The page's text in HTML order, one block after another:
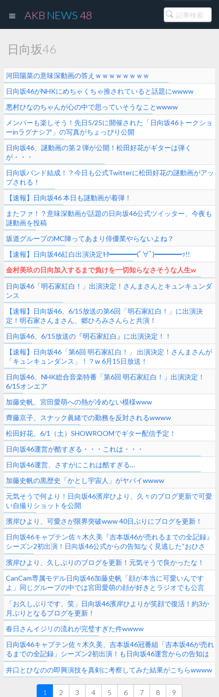
AKB NEWS 48
日向坂46
河田陽菜の意味深動画の答えｗｗｗｗｗｗｗｗ
日向坂46がNHKにめちゃくちゃ推されていると話題にwwww
悪村ひなのちゃんが心の中で思っていそうなことwwww
メンバーも楽しそう！先日5/25に開催された「日向坂46トークショ
ーinラグナシア」の写真がちょっぴり公開
日向坂46、謎動画の第２弾が公開！松田好花がギターは弾く
が・・・
日向坂バンド結成！？今日も公式Twitterに松田好花の謎動画がアッ
プされる！
【速報】日向坂46 本日も謎動画が着弾！
またファ！？意味深動画が話題の日向坂46公式ツイッター、今夜も
謎動画を投稿
坂道グループのMC陣ってあまり俳優業やらないよね？
【速報】日向坂46紅白出演決定ｷﾀ━━━━(ﾟ∀ﾟ)━━━━ｯ!!
金村美玖の日向加入するまで負けを一切知らなさそうな人生w
日向坂46「明石家紅白！」出演決定！さんまさんとキュンキュンダ
ンス
【速報】日向坂46、6/15放送の第6回「明石家紅白！」に出演決
定！明石家さんまさん、郷ひろみさんらと共演！
日向坂46、6/15放送の『明石家紅白』に出演決定！！
【速報】日向坂46「第6回 明石家紅白！」 出演決定！さんまさんが
「キュンキュンダンス」！？w 6月15日放送！
日向坂46、NHK総合音楽特番「第6回 明石家紅白！」出演決定！
6/15オンエア
加藤史帆、宮田愛萌への熱が冷めない模様www
齊藤京子、スナック眞緒での勤務を反対されるwwww
松田好花、6/1（土）SHOWROOMでギター配信予定！
日向坂46運営が酷すぎる・・・これは・・・
日向坂46運営、さすがにこれは酷すぎる…
加藤史帆の黒歴史「かとし宇宙人」がヤバイwwww
元気そうで何より！日向坂46濱岸ひより、久々のブログ更新で可愛
い自撮りショットを公開
濱岸ひより、可愛さが限界突破www 40日ぶりにブログを更新！
日向坂46キャプテン佐々木久美『吉本坂46が売れるまでの全記録』
シーズン2初出演！日向坂46公式からの告知なく見逃した“おひさ
ま”が多数いた模様
濱岸ひより、久しぶりのブログを更新！元気そうで良かったな！
CanCam専属モデル日向坂46加藤史帆「顔が本当に可愛いんです
よ」同じグループの中では宮田愛萌の顔が好きとラジオでも公言
【レコメン！】
「お久しぶりです、笑」日向坂46濱岸ひよりが笑顔で復活！約3か
月ぶりとなるブログを更新！
春日さんイジリの流れが完璧すぎた件wwww
日向坂46キャプテン佐々木久美、吉本坂46冠番組「吉本坂46が売れ
るまでの全記録」シーズン2初出演！も日向坂46運営からの告知は
されず
井口とひなのの即興演技を真剣に考察してみた結果がこちらwwww
1 2 3 4 5 6 7 8 9